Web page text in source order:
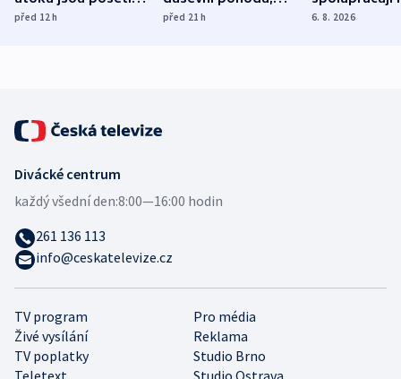
míní estonský
před 12h
ukázala
před 21h
různých zemí
6. 8. 2026
TV program
Pro média
Živé vysílání
Reklama
TV poplatky
Studio Brno
Divácké centrum
každý všední den:8:00—16:00 hodin
261 136 113
info@ceskatelevize.cz